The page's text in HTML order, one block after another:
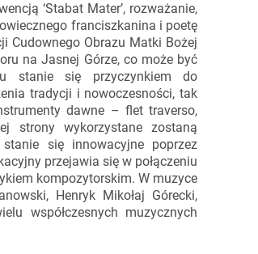
‘Stabat Mater’, rozważanie,
franciszkanina i poetę
Cudownego Obrazu Matki Bożej
na Jasnej Górze, co może być
stanie się przyczynkiem do
tradycji i nowoczesności, tak
dawne – flet traverso,
strony wykorzystane zostaną
się innowacyjne poprzez
przejawia się w połączeniu
kompozytorskim. W muzyce
Henryk Mikołaj Górecki,
współczesnych muzycznych